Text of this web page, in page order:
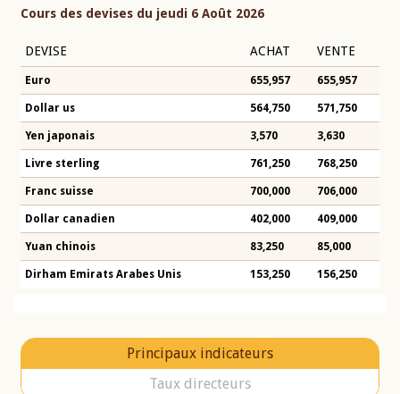
Cours des devises du jeudi 6 Août 2026
DEVISE ACHAT VENTE
Euro 655,957 655,957
Dollar us 564,750 571,750
Yen japonais 3,570 3,630
Livre sterling 761,250 768,250
Franc suisse 700,000 706,000
Dollar canadien 402,000 409,000
Yuan chinois 83,250 85,000
Dirham Emirats Arabes Unis 153,250 156,250
Principaux indicateurs
Taux directeurs